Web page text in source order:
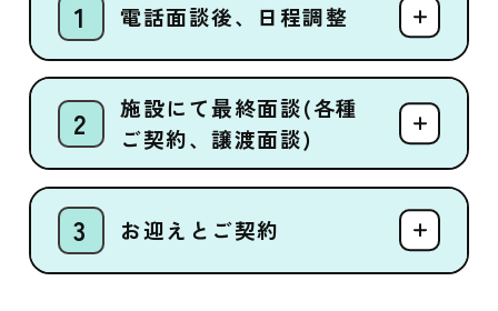
電話面談後、日程調整
施設にて最終面談(各種
ご契約、譲渡面談)
お迎えとご契約